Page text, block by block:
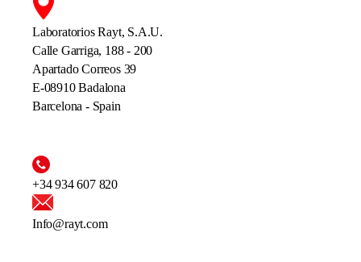
Laboratorios Rayt, S.A.U.
Calle Garriga, 188 - 200
Apartado Correos 39
E-08910 Badalona
Barcelona - Spain
+34 934 607 820
Info@rayt.com